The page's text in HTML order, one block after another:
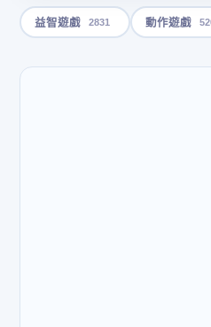
益智遊戲 2831 動作遊戲